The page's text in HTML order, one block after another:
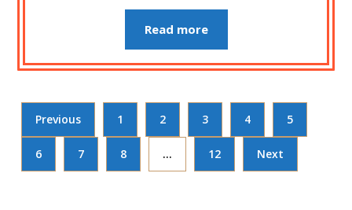
Read more
Previous 1 2 3 4 5
6 7 8 … 12 Next